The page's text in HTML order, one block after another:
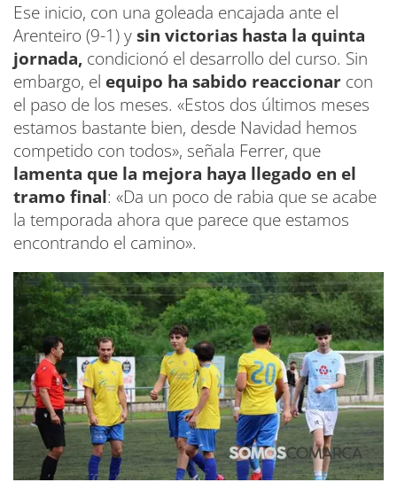
Ese inicio, con una goleada encajada ante el
Arenteiro (9-1) ysin victorias hasta la quinta
jornada, condicionó el desarrollo del curso. Sin
embargo, el equipo ha sabido reaccionar con
el paso de los meses. «Estos dos últimos meses
estamos bastante bien, desde Navidad hemos
competido con todos», señala Ferrer, que
lamenta que la mejora haya llegado en el
tramo final: «Da un poco de rabia que se acabe
la temporada ahora que parece que estamos
encontrando el camino».